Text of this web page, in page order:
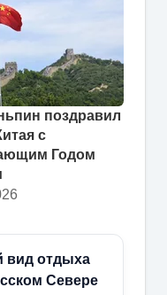
поздравил
с
Годом
вид отдыха
Севере